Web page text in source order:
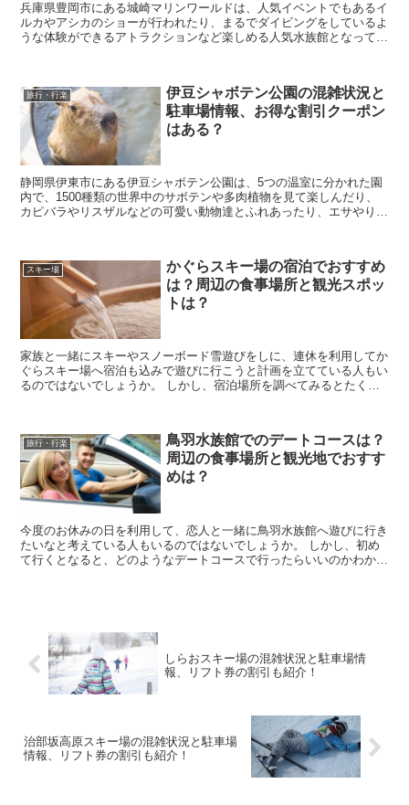
兵庫県豊岡市にある城崎マリンワールドは、人気イベントでもあるイ
ルカやアシカのショーが行われたり、まるでダイビングをしているよ
うな体験ができるアトラクションなど楽しめる人気水族館となってい
旅行・行楽
伊豆シャボテン公園の混雑状況と
駐車場情報、お得な割引クーポン
はある？
静岡県伊東市にある伊豆シャボテン公園は、5つの温室に分かれた園
内で、1500種類の世界中のサボテンや多肉植物を見て楽しんだり、
カピバラやリスザルなどの可愛い動物達とふれあったり、エサやり体
スキー場
かぐらスキー場の宿泊でおすすめ
は？周辺の食事場所と観光スポッ
トは？
家族と一緒にスキーやスノーボード雪遊びをしに、連休を利用してか
ぐらスキー場へ宿泊も込みで遊びに行こうと計画を立てている人もい
るのではないでしょうか。 しかし、宿泊場所を調べてみるとたくさ
旅行・行楽
鳥羽水族館でのデートコースは？
周辺の食事場所と観光地でおすす
めは？
今度のお休みの日を利用して、恋人と一緒に鳥羽水族館へ遊びに行き
たいなと考えている人もいるのではないでしょうか。 しかし、初め
て行くとなると、どのようなデートコースで行ったらいいのかわから
しらおスキー場の混雑状況と駐車場情
報、リフト券の割引も紹介！
治部坂高原スキー場の混雑状況と駐車場
情報、リフト券の割引も紹介！